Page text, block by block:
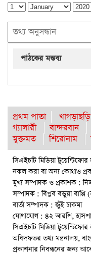
পাঠকের মন্তব্য
প্রথম পাতা খাগড়াছড়ি
গ্যালারী
বান্দরবান
মুক্তমত
শিরোনাম
সিএইচটি মিডিয়া
নকল করা বা অন্য কোথাও
মুখ্য সম্পাদক ও প্রকাশক :
সম্পাদক : বিপ্লব বড়ুয়া বাপ্পি
বার্তা সম্পাদক : জুঁই চাকমা
যোগাযোগ : ৪২ আরপি,
সিএইচটি মিডিয়া
অধিদফতর তথ্য মন্ত্রনালয়,
প্রকাশনার নিবন্ধনের জন্য